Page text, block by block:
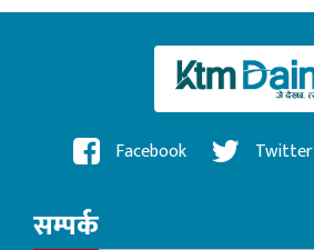
Facebook Twitter
सम्पर्क